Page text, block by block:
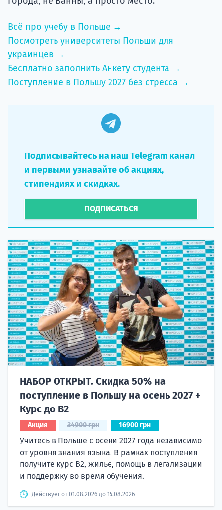
Всё про учебу в Польше →
Посмотреть университеты Польши для
украинцев →
Бесплатно заполнить Анкету студента →
Поступление в Польшу 2027 без стресса →
Подписывайтесь на наш Telegram канал
и первыми узнавайте об акциях,
стипендиях и скидках.
ПОДПИСАТЬСЯ
НАБОР ОТКРЫТ. Скидка 50% на
поступление в Польшу на осень 2027 +
Курс до B2
Акция 34900 грн 16900 грн
Учитесь в Польше с осени 2027 года независимо
от уровня знания языка. В рамках поступления
получите курс B2, жилье, помощь в легализации
и поддержку во время обучения.
Действует от 01.08.2026 до 15.08.2026